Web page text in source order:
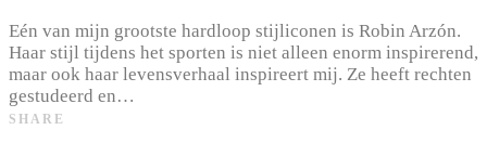
Eén van mijn grootste hardloop stijliconen is Robin Arzón.
Haar stijl tijdens het sporten is niet alleen enorm inspirerend,
maar ook haar levensverhaal inspireert mij. Ze heeft rechten
gestudeerd en…
SHARE